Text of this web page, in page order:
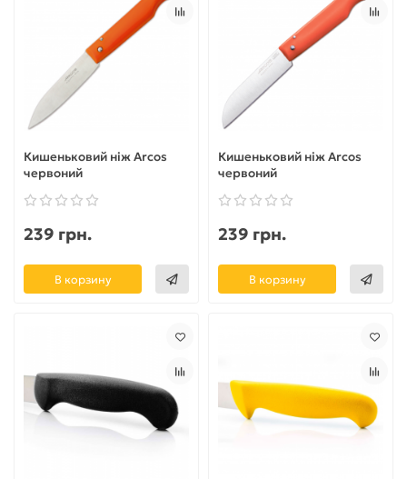
Кишеньковий ніж Arcos
червоний
239 грн.
В корзину
Кишеньковий ніж Arcos
червоний
239 грн.
В корзину